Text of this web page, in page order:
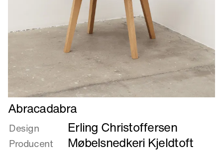
Læs
mere
om
Abracadabra
Abracadabra
Design Erling Christoffersen
Producent Møbelsnedkeri Kjeldtoft